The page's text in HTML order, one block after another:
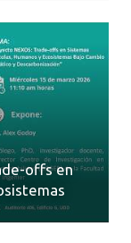
offs en